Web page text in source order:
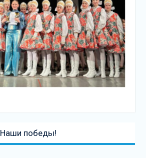
Предыдущая
запись:
Наши победы!